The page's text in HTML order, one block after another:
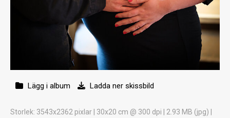
Lägg i album Ladda ner skissbild
Storlek: 3543x2362 pixlar | 30x20 cm @ 300 dpi | 2.93 MB (jpg) |